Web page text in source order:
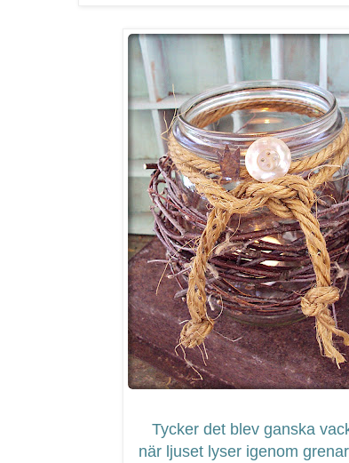
Tycker det blev ganska
när ljuset lyser igenom